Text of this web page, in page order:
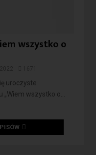
wszystko o
uroczyste
wszystko o...